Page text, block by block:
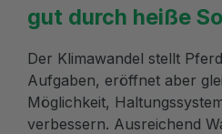
gut durch heiße
Der Klimawandel stellt
Aufgaben, eröffnet aber
Möglichkeit,
verbessern. Ausreichend